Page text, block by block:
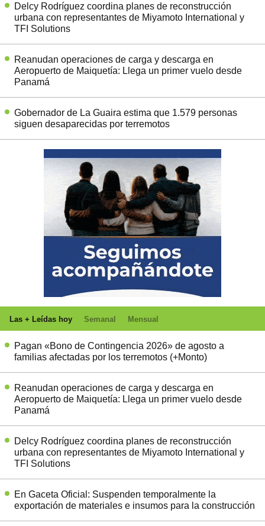
Delcy Rodríguez coordina planes de reconstrucción
urbana con representantes de Miyamoto International y
TFI Solutions
Reanudan operaciones de carga y descarga en
Aeropuerto de Maiquetía: Llega un primer vuelo desde
Panamá
Gobernador de La Guaira estima que 1.579 personas
siguen desaparecidas por terremotos
Las + Leídas hoy Semanal Mensual
Pagan «Bono de Contingencia 2026» de agosto a
familias afectadas por los terremotos (+Monto)
Reanudan operaciones de carga y descarga en
Aeropuerto de Maiquetía: Llega un primer vuelo desde
Panamá
Delcy Rodríguez coordina planes de reconstrucción
urbana con representantes de Miyamoto International y
TFI Solutions
En Gaceta Oficial: Suspenden temporalmente la
exportación de materiales e insumos para la construcción